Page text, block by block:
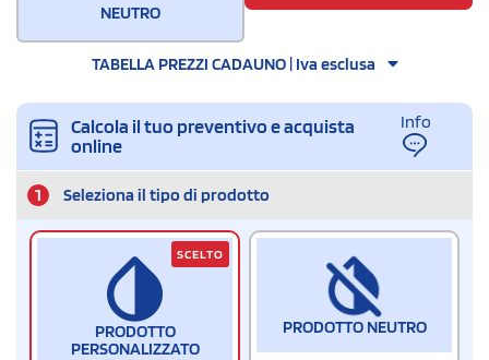
NEUTRO
TABELLA PREZZI CADAUNO | Iva esclusa
Calcola il tuo preventivo e acquista
online
Info
1 Seleziona il tipo di prodotto
PRODOTTO
PERSONALIZZATO
SCELTO
PRODOTTO NEUTRO